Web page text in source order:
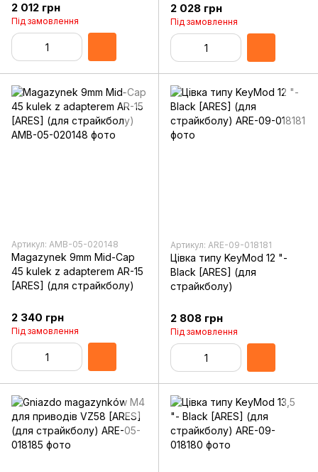
2 012 грн
Під замовлення
2 028 грн
Під замовлення
Артикул: AMB-05-020148
Magazynek 9mm Mid-Cap
45 kulek z adapterem AR-15
[ARES] (для страйкболу)
2 340 грн
Під замовлення
Артикул: ARE-09-018181
Цівка типу KeyMod 12 "-
Black [ARES] (для
страйкболу)
2 808 грн
Під замовлення